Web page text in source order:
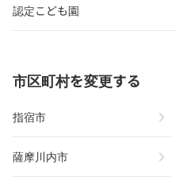
認定こども園
市区町村を変更する
指宿市 chevron_right
薩摩川内市 chevron_right